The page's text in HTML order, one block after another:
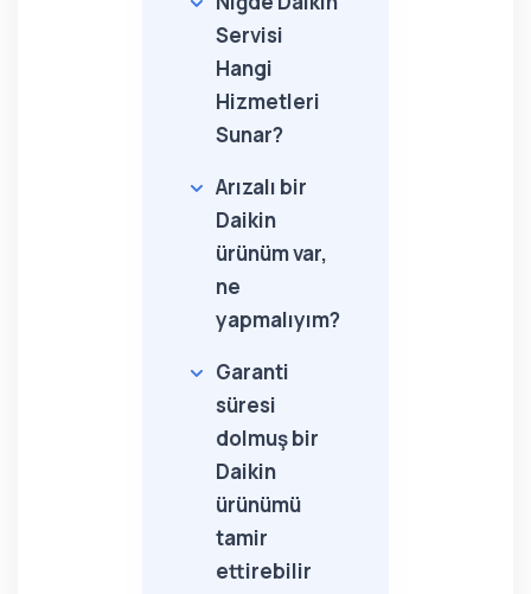
Servisi
Hangi
Hizmetleri
Sunar?
Arızalı bir
Daikin
ürünüm var,
ne
yapmalıyım?
Garanti
süresi
dolmuş bir
Daikin
ürünümü
tamir
ettirebilir